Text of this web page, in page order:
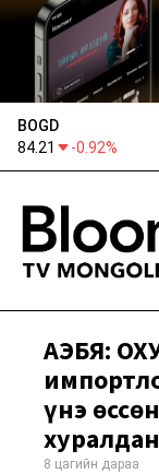
BOGD
84.21
-0.92%
АҮЭБЯ:
үнэ
8 цагийн дараа